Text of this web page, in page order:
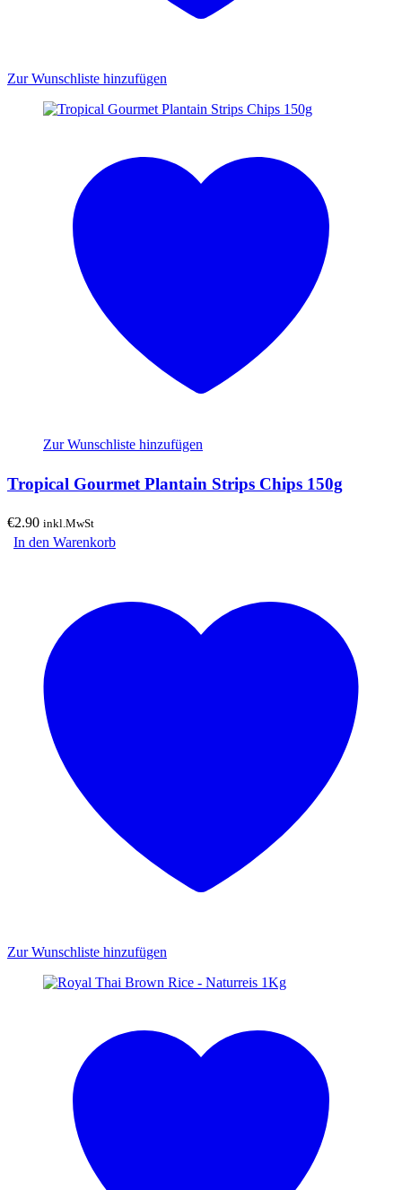
Zur Wunschliste hinzufügen
Zur Wunschliste hinzufügen
Tropical Gourmet Plantain Strips Chips 150g
€2.90 inkl.MwSt
In den Warenkorb
Zur Wunschliste hinzufügen